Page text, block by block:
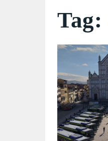
Tag: